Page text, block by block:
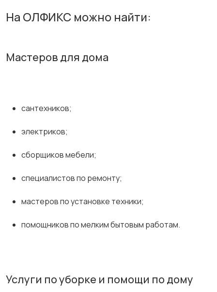
На ОЛФИКС можно найти:
Мастеров для дома
сантехников;
электриков;
сборщиков мебели;
специалистов по ремонту;
мастеров по установке техники;
помощников по мелким бытовым работам.
Услуги по уборке и помощи по дому